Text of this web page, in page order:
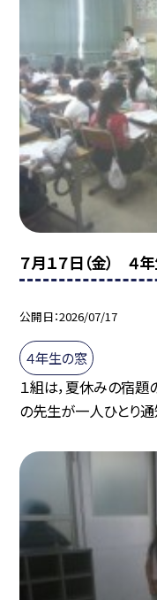
７月１７日（金） ４
公開日 2026/07/17
４年生の窓
１組は，夏休みの宿題
の先生が一人ひとり